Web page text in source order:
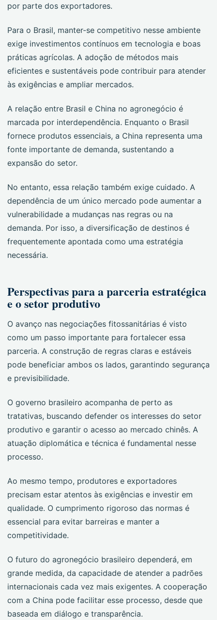
por parte dos exportadores.
Para o Brasil, manter-se competitivo nesse ambiente
exige investimentos contínuos em tecnologia e boas
práticas agrícolas. A adoção de métodos mais
eficientes e sustentáveis pode contribuir para atender
às exigências e ampliar mercados.
A relação entre Brasil e China no agronegócio é
marcada por interdependência. Enquanto o Brasil
fornece produtos essenciais, a China representa uma
fonte importante de demanda, sustentando a
expansão do setor.
No entanto, essa relação também exige cuidado. A
dependência de um único mercado pode aumentar a
vulnerabilidade a mudanças nas regras ou na
demanda. Por isso, a diversificação de destinos é
frequentemente apontada como uma estratégia
necessária.
Perspectivas para a parceria estratégica
e o setor produtivo
O avanço nas negociações fitossanitárias é visto
como um passo importante para fortalecer essa
parceria. A construção de regras claras e estáveis
pode beneficiar ambos os lados, garantindo segurança
e previsibilidade.
O governo brasileiro acompanha de perto as
tratativas, buscando defender os interesses do setor
produtivo e garantir o acesso ao mercado chinês. A
atuação diplomática e técnica é fundamental nesse
processo.
Ao mesmo tempo, produtores e exportadores
precisam estar atentos às exigências e investir em
qualidade. O cumprimento rigoroso das normas é
essencial para evitar barreiras e manter a
competitividade.
O futuro do agronegócio brasileiro dependerá, em
grande medida, da capacidade de atender a padrões
internacionais cada vez mais exigentes. A cooperação
com a China pode facilitar esse processo, desde que
baseada em diálogo e transparência.